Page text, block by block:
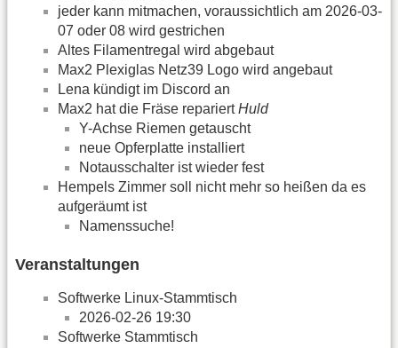
jeder kann mitmachen, voraussichtlich am 2026-03-
07 oder 08 wird gestrichen
Altes Filamentregal wird abgebaut
Max2 Plexiglas Netz39 Logo wird angebaut
Lena kündigt im Discord an
Max2 hat die Fräse repariertHuld
Y-Achse Riemen getauscht
neue Opferplatte installiert
Notausschalter ist wieder fest
Hempels Zimmer soll nicht mehr so heißen da es
aufgeräumt ist
Namenssuche!
Veranstaltungen
Softwerke Linux-Stammtisch
2026-02-26 19:30
Softwerke Stammtisch